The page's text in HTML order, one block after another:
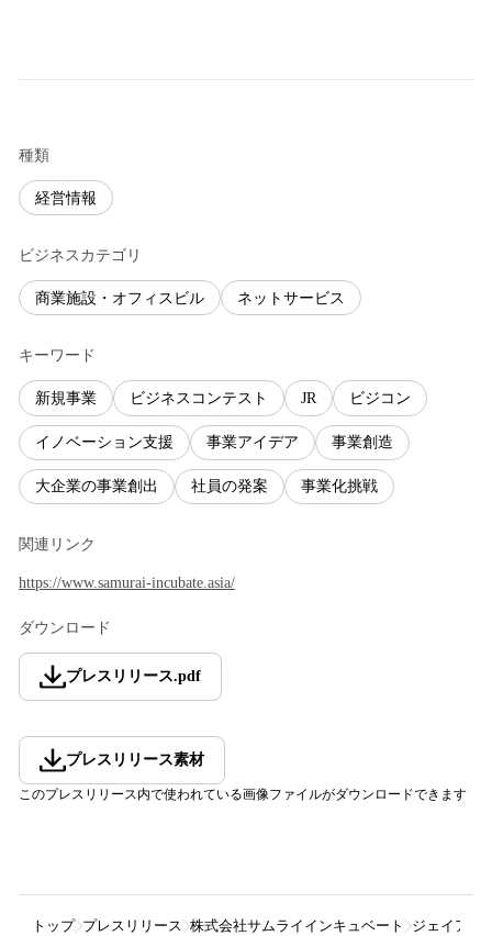
種類
経営情報
ビジネスカテゴリ
商業施設・オフィスビル ネットサービス
キーワード
新規事業 ビジネスコンテスト JR ビジコン
イノベーション支援 事業アイデア 事業創造
大企業の事業創出 社員の発案 事業化挑戦
関連リンク
https://www.samurai-incubate.asia/
ダウンロード
プレスリリース.pdf
プレスリリース素材
このプレスリリース内で使われている画像ファイルがダウンロードできます
トップ プレスリリース 株式会社サムライインキュベート ジェイアー